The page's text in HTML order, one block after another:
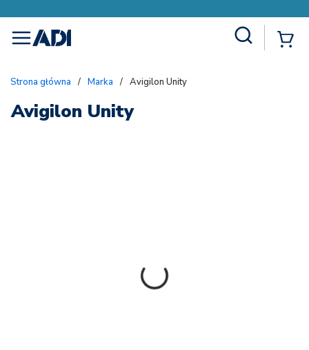
menu
Strona główna / Marka / Avigilon Unity
Avigilon Unity